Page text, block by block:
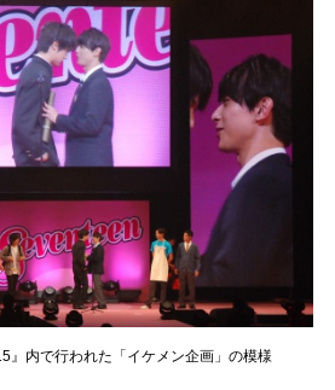
』内で行われた「イケメン企画」の模様